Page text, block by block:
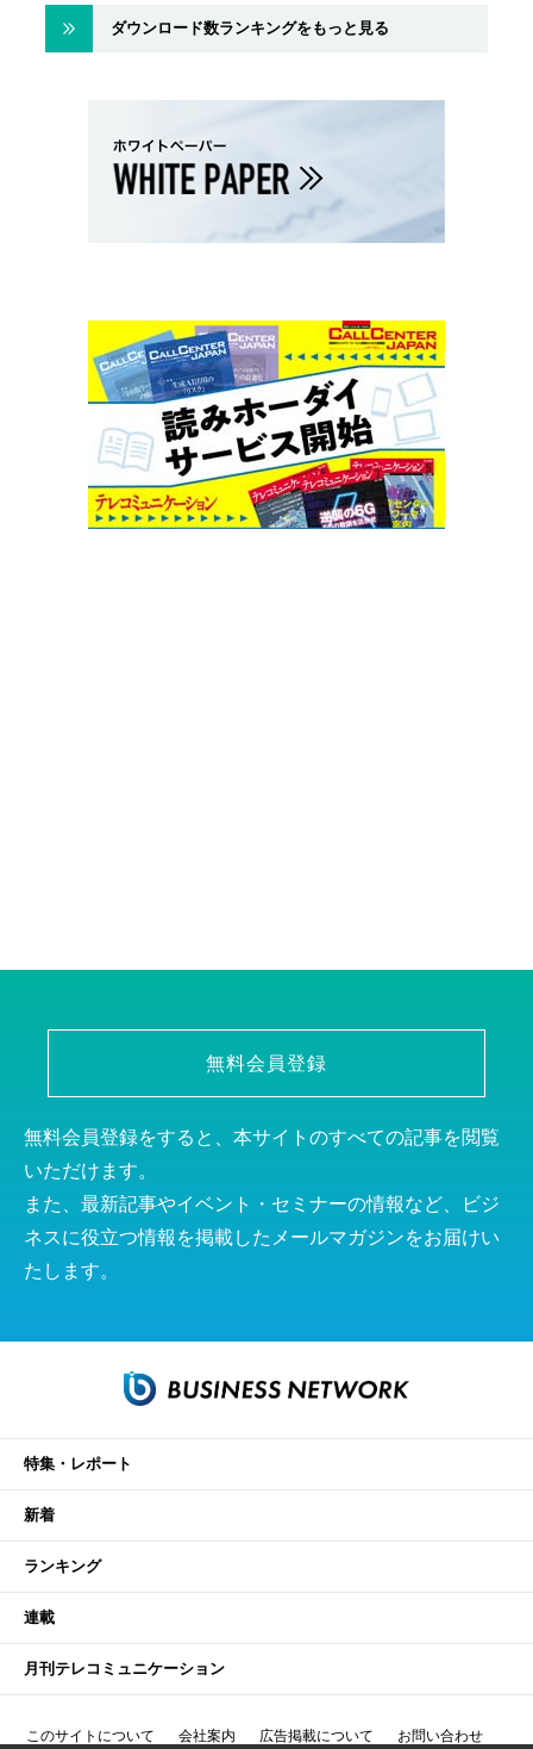
ダウンロード数ランキングをもっと見る
無料会員登録
無料会員登録をすると、本サイトのすべての記事を閲覧
いただけます。
また、最新記事やイベント・セミナーの情報など、ビジ
ネスに役立つ情報を掲載したメールマガジンをお届けい
たします。
特集・レポート
新着
ランキング
連載
月刊テレコミュニケーション
このサイトについて 会社案内 広告掲載について お問い合わせ